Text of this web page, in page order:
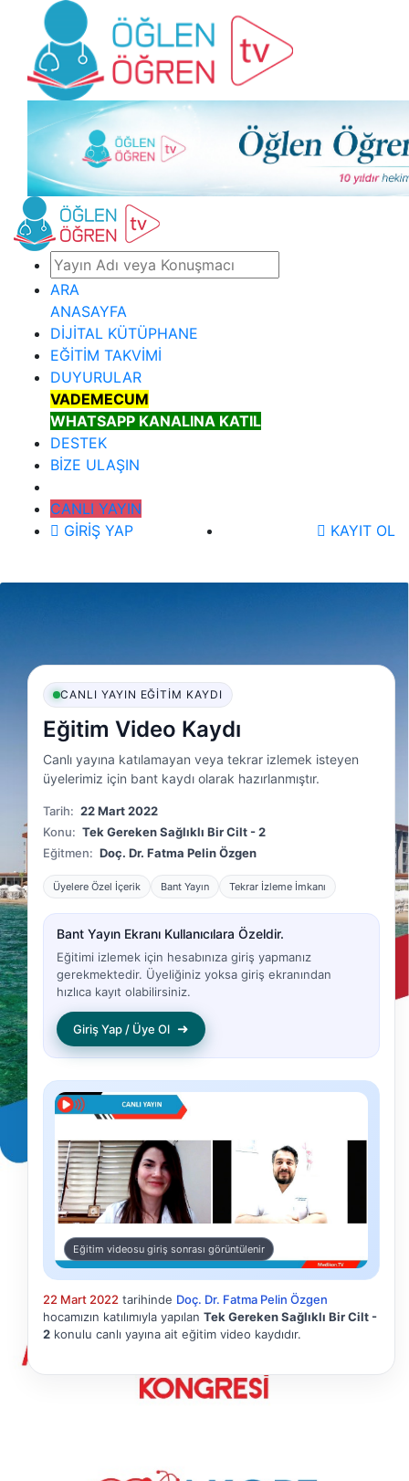
ARA
ANASAYFA
DİJİTAL KÜTÜPHANE
EĞİTİM TAKVİMİ
DUYURULAR
VADEMECUM
WHATSAPP KANALINA KATIL
DESTEK
BİZE ULAŞIN
CANLI YAYIN
GİRİŞ YAP
KAYIT OL
CANLI YAYIN EĞITIM KAYDI
Eğitim Video Kaydı
Canlı yayına katılamayan veya tekrar izlemek isteyen
üyelerimiz için bant kaydı olarak hazırlanmıştır.
Tarih: 22 Mart 2022
Konu: Tek Gereken Sağlıklı Bir Cilt - 2
Eğitmen: Doç. Dr. Fatma Pelin Özgen
Üyelere Özel İçerik Bant Yayın Tekrar İzleme İmkanı
Bant Yayın Ekranı Kullanıcılara Özeldir.
Eğitimi izlemek için hesabınıza giriş yapmanız
gerekmektedir. Üyeliğiniz yoksa giriş ekranından
hızlıca kayıt olabilirsiniz.
Giriş Yap / Üye Ol ➜
Eğitim videosu giriş sonrası görüntülenir
22 Mart 2022 tarihinde Doç. Dr. Fatma Pelin Özgen
hocamızın katılımıyla yapılan Tek Gereken Sağlıklı Bir Cilt -
2 konulu canlı yayına ait eğitim video kaydıdır.